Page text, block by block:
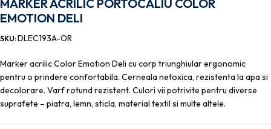
MARKER ACRILIC PORTOCALIU COLOR
EMOTION DELI
SKU:DLEC193A-OR
Marker acrilic Color Emotion Deli cu corp triunghiular ergonomic
pentru o prindere confortabila. Cerneala netoxica, rezistenta la apa si
decolorare. Varf rotund rezistent. Culori vii potrivite pentru diverse
suprafete – piatra, lemn, sticla, material textil si multe altele.